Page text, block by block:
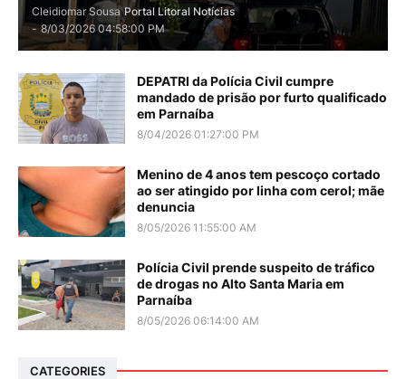
Cleidiomar Sousa Portal Litoral Notícias
- 8/03/2026 04:58:00 PM
DEPATRI da Polícia Civil cumpre
mandado de prisão por furto qualificado
em Parnaíba
8/04/2026 01:27:00 PM
Menino de 4 anos tem pescoço cortado
ao ser atingido por linha com cerol; mãe
denuncia
8/05/2026 11:55:00 AM
Polícia Civil prende suspeito de tráfico
de drogas no Alto Santa Maria em
Parnaíba
8/05/2026 06:14:00 AM
CATEGORIES